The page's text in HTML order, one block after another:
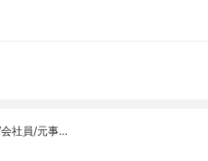
社員/元事…